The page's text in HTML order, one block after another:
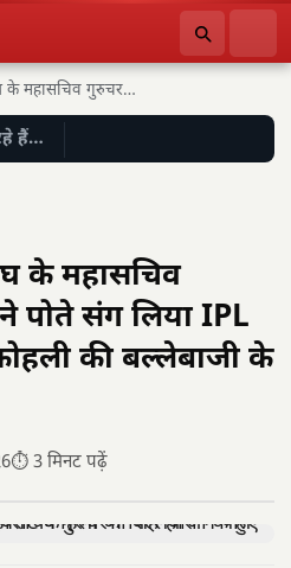
छत्तीसगढ़ टेनिस संघ के महासचिव गुरुचरण सिंह होरा…
हैं…
के महासचिव
पोते संग लिया IPL
की बल्लेबाजी के
⏱️ 3 मिनट पढ़ें